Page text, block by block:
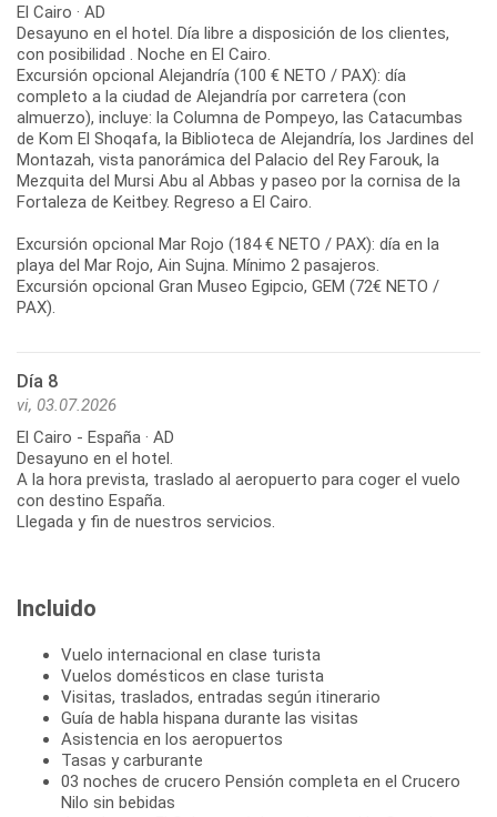
El Cairo · AD
Desayuno en el hotel. Día libre a disposición de los clientes,
con posibilidad . Noche en El Cairo.
Excursión opcional Alejandría (100 € NETO / PAX): día
completo a la ciudad de Alejandría por carretera (con
almuerzo), incluye: la Columna de Pompeyo, las Catacumbas
de Kom El Shoqafa, la Biblioteca de Alejandría, los Jardines del
Montazah, vista panorámica del Palacio del Rey Farouk, la
Mezquita del Mursi Abu al Abbas y paseo por la cornisa de la
Fortaleza de Keitbey. Regreso a El Cairo.
Excursión opcional Mar Rojo (184 € NETO / PAX): día en la
playa del Mar Rojo, Ain Sujna. Mínimo 2 pasajeros.
Excursión opcional Gran Museo Egipcio, GEM (72€ NETO /
Día 8
vi, 03.07.2026
El Cairo - España · AD
Desayuno en el hotel.
A la hora prevista, traslado al aeropuerto para coger el vuelo
con destino España.
Llegada y fin de nuestros servicios.
Incluido
Vuelo internacional en clase turista
Vuelos domésticos en clase turista
Visitas, traslados, entradas según itinerario
Guía de habla hispana durante las visitas
Asistencia en los aeropuertos
Tasas y carburante
03 noches de crucero Pensión completa en el Crucero
Nilo sin bebidas